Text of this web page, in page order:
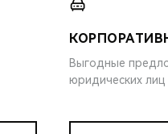
Выгодные
юридических лиц